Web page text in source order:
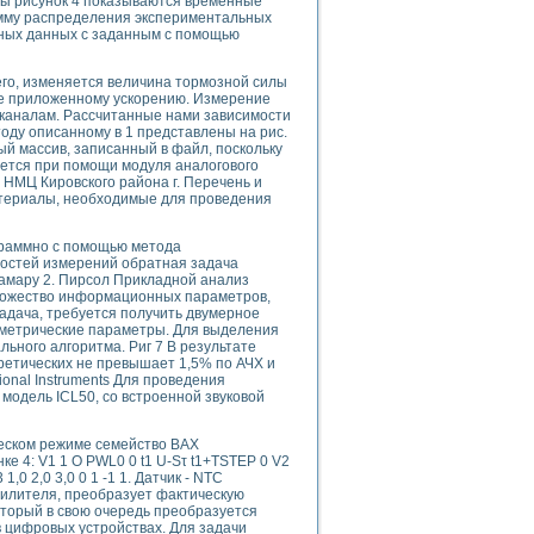
управления электрооборудованием на электроподвижном составе
и параметров силовых полупроводниковых приборов
NATIONAL INSTRUMENTS
распределения экспериментальных
данных с заданным с помощью
изменяется величина тормозной силы
приложенному ускорению. Измерение
Рассчитанные нами зависимости
описанному в 1 представлены на рис.
массив, записанный в файл, поскольку
при помощи модуля аналогового
Кировского района г. Перечень и
необходимые для проведения
с помощью метода
измерений обратная задача
2. Пирсол Прикладной анализ
информационных параметров,
требуется получить двумерное
параметры. Для выделения
алгоритма. Риг 7 В результате
не превышает 1,5% по АЧХ и
Instruments Для проведения
ICL50, со встроенной звуковой
режиме семейство ВАХ
4: V1 1 О PWL0 0 t1 U-Sτ t1+TSTEP 0 V2
1,0 2,0 3,0 0 1 -1 1. Датчик - NTC
преобразует фактическую
в свою очередь преобразуется
устройствах. Для задачи